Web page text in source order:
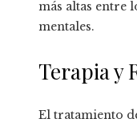
más altas entre
mentales.
Terapia y
El tratamiento